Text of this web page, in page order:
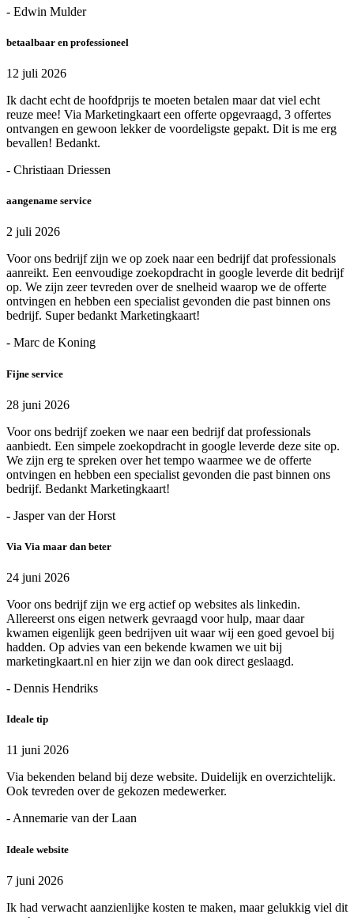
- Edwin Mulder
betaalbaar en professioneel
12 juli 2026
Ik dacht echt de hoofdprijs te moeten betalen maar dat viel echt
reuze mee! Via Marketingkaart een offerte opgevraagd, 3 offertes
ontvangen en gewoon lekker de voordeligste gepakt. Dit is me erg
bevallen! Bedankt.
- Christiaan Driessen
aangename service
2 juli 2026
Voor ons bedrijf zijn we op zoek naar een bedrijf dat professionals
aanreikt. Een eenvoudige zoekopdracht in google leverde dit bedrijf
op. We zijn zeer tevreden over de snelheid waarop we de offerte
ontvingen en hebben een specialist gevonden die past binnen ons
bedrijf. Super bedankt Marketingkaart!
- Marc de Koning
Fijne service
28 juni 2026
Voor ons bedrijf zoeken we naar een bedrijf dat professionals
aanbiedt. Een simpele zoekopdracht in google leverde deze site op.
We zijn erg te spreken over het tempo waarmee we de offerte
ontvingen en hebben een specialist gevonden die past binnen ons
bedrijf. Bedankt Marketingkaart!
- Jasper van der Horst
Via Via maar dan beter
24 juni 2026
Voor ons bedrijf zijn we erg actief op websites als linkedin.
Allereerst ons eigen netwerk gevraagd voor hulp, maar daar
kwamen eigenlijk geen bedrijven uit waar wij een goed gevoel bij
hadden. Op advies van een bekende kwamen we uit bij
marketingkaart.nl en hier zijn we dan ook direct geslaagd.
- Dennis Hendriks
Ideale tip
11 juni 2026
Via bekenden beland bij deze website. Duidelijk en overzichtelijk.
Ook tevreden over de gekozen medewerker.
- Annemarie van der Laan
Ideale website
7 juni 2026
Ik had verwacht aanzienlijke kosten te maken, maar gelukkig viel dit